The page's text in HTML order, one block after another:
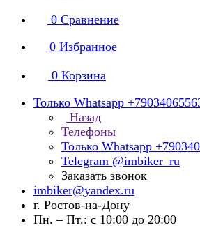
0 Сравнение
0 Избранное
0 Корзина
Только Whatsapp
Назад
Телефоны
Только Whatsapp
Telegram @imbiker_ru
Заказать звонок
imbiker@yandex.ru
г. Ростов-на-Дону
Пн. – Пт.: с 10:00 до 20:00